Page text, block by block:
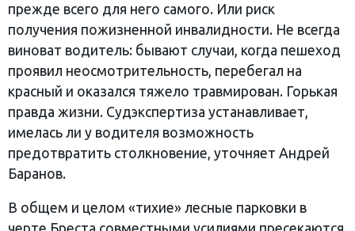
прежде всего для него самого. Или риск
получения пожизненной инвалидности. Не всегда
виноват водитель: бывают случаи, когда пешеход
проявил неосмотрительность, перебегал на
красный и оказался тяжело травмирован. Горькая
правда жизни. Судэкспертиза устанавливает,
имелась ли у водителя возможность
предотвратить столкновение, уточняет Андрей
Баранов.
В общем и целом «тихие» лесные парковки в